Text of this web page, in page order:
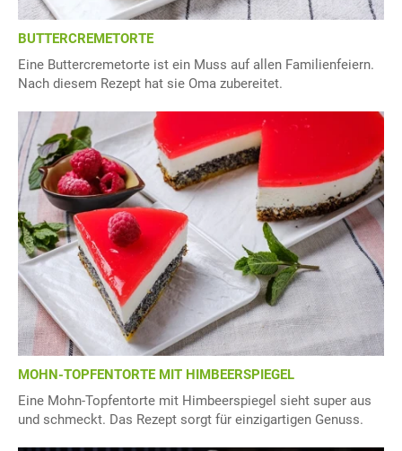
BUTTERCREMETORTE
Eine Buttercremetorte ist ein Muss auf allen Familienfeiern.
Nach diesem Rezept hat sie Oma zubereitet.
MOHN-TOPFENTORTE MIT HIMBEERSPIEGEL
Eine Mohn-Topfentorte mit Himbeerspiegel sieht super aus
und schmeckt. Das Rezept sorgt für einzigartigen Genuss.